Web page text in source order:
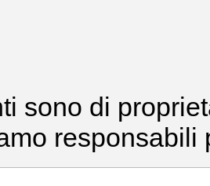
sono di
responsabili